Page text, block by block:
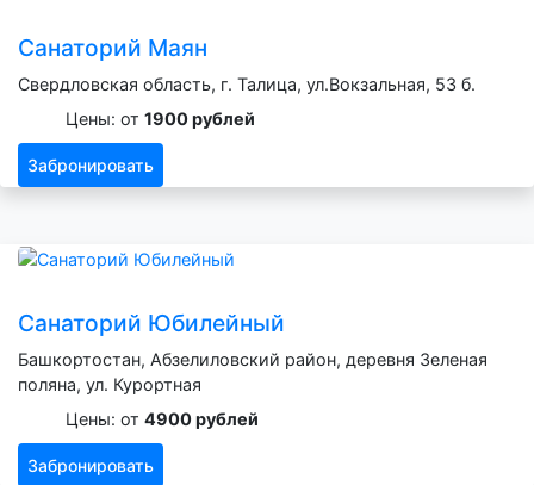
Санаторий Маян
Свердловская область, г. Талица, ул.Вокзальная, 53 б.
Цены: от 1900 рублей
Забронировать
Санаторий Юбилейный
Башкортостан, Абзелиловский район, деревня Зеленая
поляна, ул. Курортная
Цены: от 4900 рублей
Забронировать